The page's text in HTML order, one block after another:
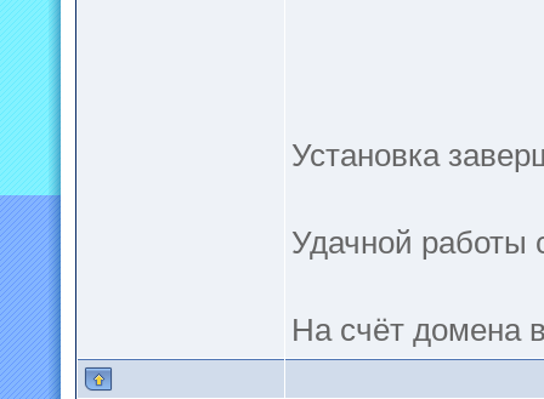
Установка
Удачной работы
На счёт домена